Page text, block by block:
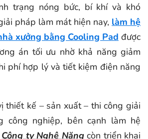
trạng nóng bức, bí khí và khó
pháp làm mát hiện nay, làm hệ
xưởng bằng Cooling Pad được
án tối ưu nhờ khả năng giảm
phí hợp lý và tiết kiệm điện năng
thiết kế – sản xuất – thi công giải
công nghiệp, bên cạnh làm hệ
Công ty Nghệ Năngcòn triển khai